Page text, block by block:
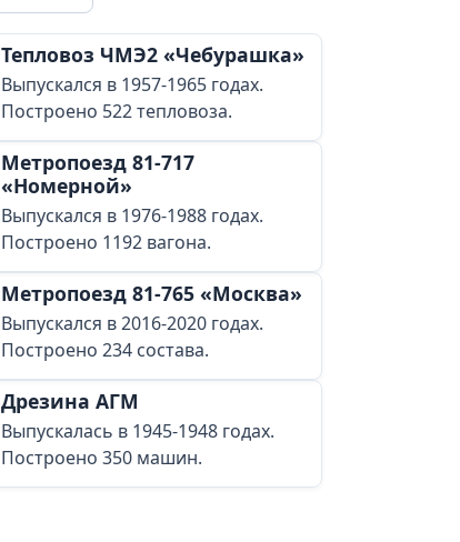
Тепловоз ЧМЭ2 «Чебурашка»
Выпускался в 1957-1965 годах.
Построено 522 тепловоза.
Метропоезд 81-717
«Номерной»
Выпускался в 1976-1988 годах.
Построено 1192 вагона.
Метропоезд 81-765 «Москва»
Выпускался в 2016-2020 годах.
Построено 234 состава.
Дрезина АГМ
Выпускалась в 1945-1948 годах.
Построено 350 машин.